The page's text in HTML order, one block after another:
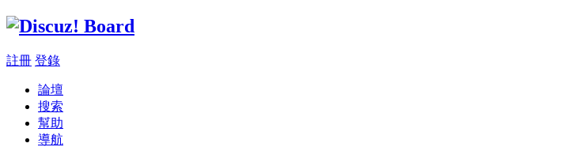
註冊 登錄
論壇
搜索
幫助
導航